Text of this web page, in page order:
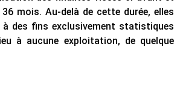
mois. Au-delà de cette durée, elles
à des fins exclusivement statistiques
à aucune exploitation, de quelque